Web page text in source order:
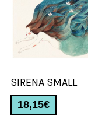
SIRENA SMALL
18,15€